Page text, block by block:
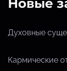
Новые
Духовные
Кармические